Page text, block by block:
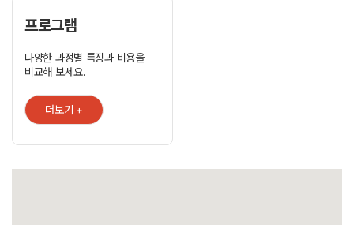
프로그램
다양한 과정별 특징과 비용을
비교해 보세요.
더보기 +